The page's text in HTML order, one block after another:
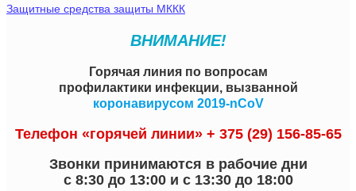
Защитные средства защиты МККК
ВНИМАНИЕ!
Горячая линия по вопросам
профилактики инфекции, вызванной
коронавирусом 2019-nCoV
Телефон «горячей линии» + 375 (29) 156-85-65
Звонки принимаются в рабочие дни
с 8:30 до 13:00 и с 13:30 до 18:00